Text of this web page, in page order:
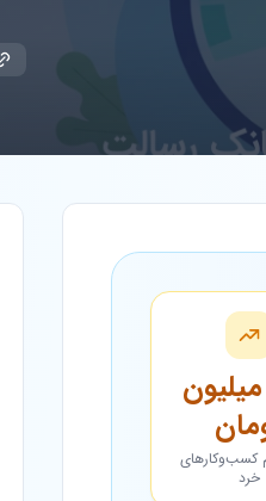
۷۵۰ میلیون
کسب‌وکارهای
خرد